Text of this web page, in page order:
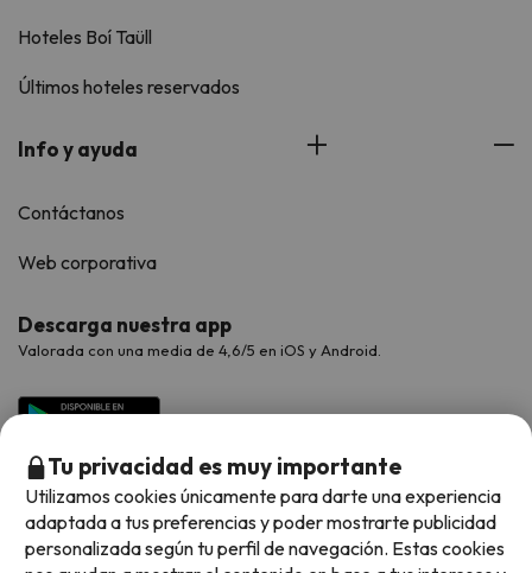
Hoteles Boí Taüll
Últimos hoteles reservados
Info y ayuda
Contáctanos
Web corporativa
Descarga nuestra app
Valorada con una media de 4,6/5 en iOS y Android.
Tu privacidad es muy importante
Utilizamos cookies únicamente para darte una experiencia
adaptada a tus preferencias y poder mostrarte publicidad
personalizada según tu perfil de navegación. Estas cookies